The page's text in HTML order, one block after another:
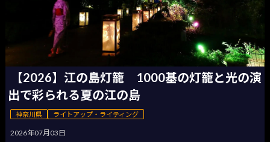
【2026】江の島灯籠 1000基の灯籠と光の演
出で彩られる夏の江の島
神奈川県 ライトアップ・ライティング
2026年07月03日